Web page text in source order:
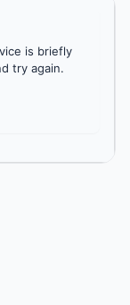
is briefly
try again.